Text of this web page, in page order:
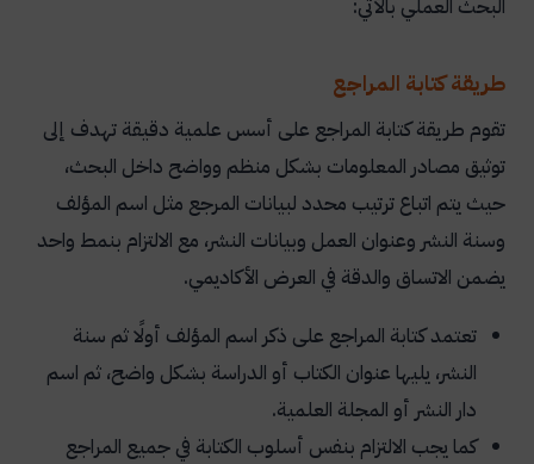
البحث العملي بالآتي:
طريقة كتابة المراجع
تقوم طريقة كتابة المراجع على أسس علمية دقيقة تهدف إلى
توثيق مصادر المعلومات بشكل منظم وواضح داخل البحث،
حيث يتم اتباع ترتيب محدد لبيانات المرجع مثل اسم المؤلف
وسنة النشر وعنوان العمل وبيانات النشر، مع الالتزام بنمط واحد
يضمن الاتساق والدقة في العرض الأكاديمي.
تعتمد كتابة المراجع على ذكر اسم المؤلف أولًا ثم سنة
النشر، يليها عنوان الكتاب أو الدراسة بشكل واضح، ثم اسم
دار النشر أو المجلة العلمية.
كما يجب الالتزام بنفس أسلوب الكتابة في جميع المراجع